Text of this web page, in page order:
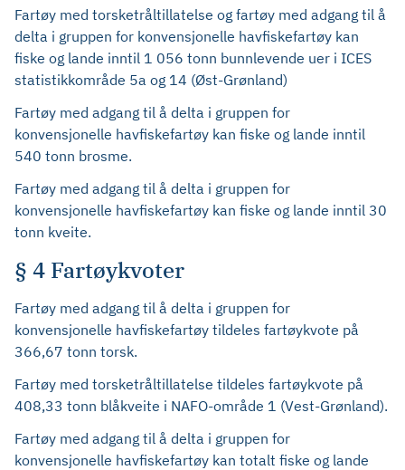
Fartøy med torsketråltillatelse og fartøy med adgang til å
delta i gruppen for konvensjonelle havfiskefartøy kan
fiske og lande inntil 1 056 tonn bunnlevende uer i ICES
statistikkområde 5a og 14 (Øst-Grønland)
Fartøy med adgang til å delta i gruppen for
konvensjonelle havfiskefartøy kan fiske og lande inntil
540 tonn brosme.
Fartøy med adgang til å delta i gruppen for
konvensjonelle havfiskefartøy kan fiske og lande inntil 30
tonn kveite.
§ 4 Fartøykvoter
Fartøy med adgang til å delta i gruppen for
konvensjonelle havfiskefartøy tildeles fartøykvote på
366,67 tonn torsk.
Fartøy med torsketråltillatelse tildeles fartøykvote på
408,33 tonn blåkveite i NAFO-område 1 (Vest-Grønland).
Fartøy med adgang til å delta i gruppen for
konvensjonelle havfiskefartøy kan totalt fiske og lande